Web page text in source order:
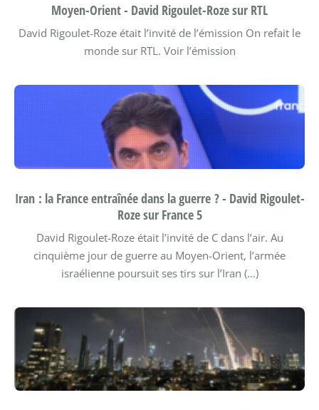
Moyen-Orient - David Rigoulet-Roze sur RTL
David Rigoulet-Roze était l’invité de l’émission On refait le
monde sur RTL. Voir l’émission
Iran : la France entraînée dans la guerre ? - David Rigoulet-
Roze sur France 5
David Rigoulet-Roze était l’invité de C dans l’air. Au
cinquième jour de guerre au Moyen-Orient, l’armée
israélienne poursuit ses tirs sur l’Iran (…)